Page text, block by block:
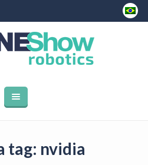
tag: nvidia